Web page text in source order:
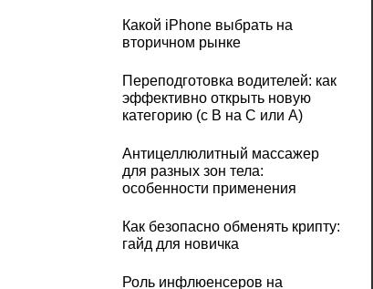
Какой iPhone выбрать на
вторичном рынке
Переподготовка водителей: как
эффективно открыть новую
категорию (с B на C или А)
Антицеллюлитный массажер
для разных зон тела:
особенности применения
Как безопасно обменять крипту:
гайд для новичка
Роль инфлюенсеров на